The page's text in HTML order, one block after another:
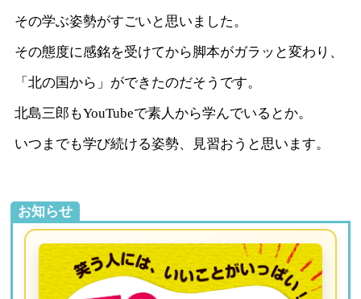
その学ぶ姿勢がすごいと思いました。
その態度に感銘を受けてから脚本がガラッと変わり、
「北の国から」ができたのだそうです。
北島三郎もYouTubeで素人から学んでいるとか。
いつまでも学び続ける姿勢、見習おうと思います。
お知らせ